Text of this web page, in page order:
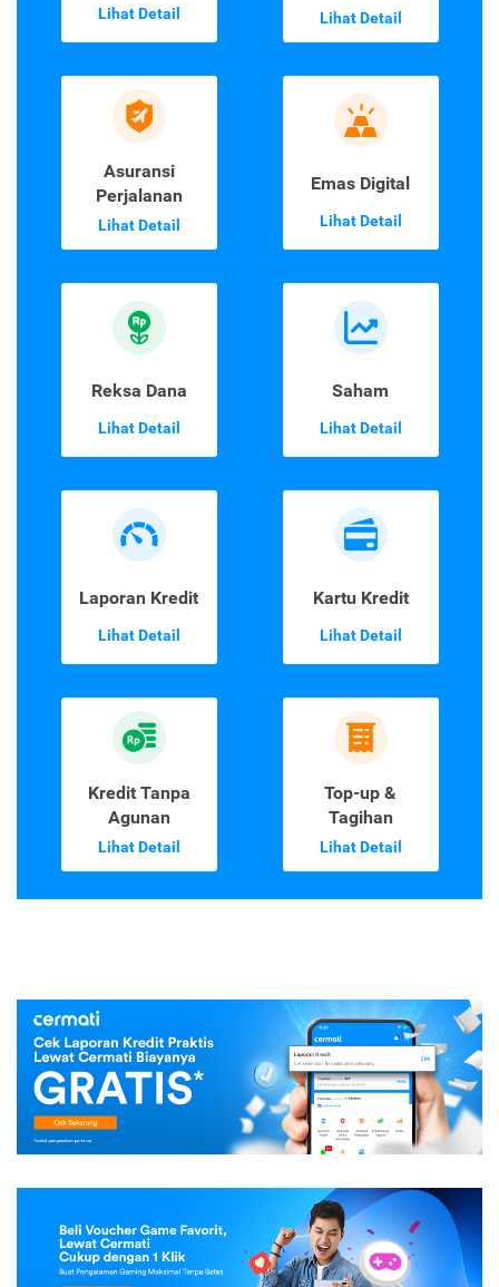
Lihat Detail Lihat Detail
Asuransi
Perjalanan
Lihat Detail
Emas Digital
Lihat Detail
Reksa Dana
Lihat Detail
Saham
Lihat Detail
Laporan Kredit
Lihat Detail
Kartu Kredit
Lihat Detail
Kredit Tanpa
Agunan
Lihat Detail
Top-up &
Tagihan
Lihat Detail